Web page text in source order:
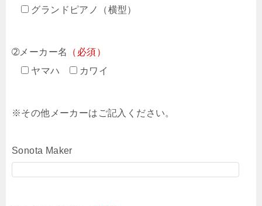
グランドピアノ（横型）
➁メーカー名
（必須）
ヤマハ
カワイ
※その他メーカーはご記入ください。
Sonota Maker